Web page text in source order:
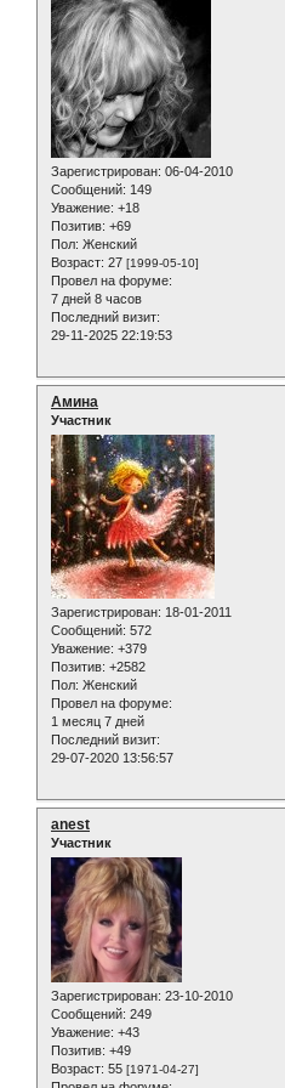
Зарегистрирован: 06-04-2010
Сообщений: 149
Уважение: +18
Позитив: +69
Пол: Женский
Возраст: 27 [1999-05-10]
Провел на форуме:
7 дней 8 часов
Последний визит:
29-11-2025 22:19:53
Амина
Участник
Зарегистрирован: 18-01-2011
Сообщений: 572
Уважение: +379
Позитив: +2582
Пол: Женский
Провел на форуме:
1 месяц 7 дней
Последний визит:
29-07-2020 13:56:57
anest
Участник
Зарегистрирован: 23-10-2010
Сообщений: 249
Уважение: +43
Позитив: +49
Возраст: 55 [1971-04-27]